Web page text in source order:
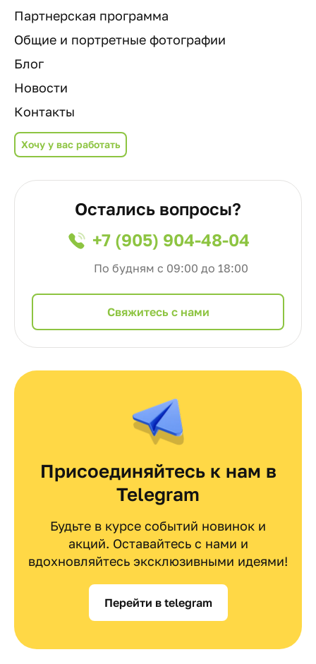
Партнерская программа
Общие и портретные фотографии
Блог
Новости
Контакты
Хочу у вас работать
Остались вопросы?
+7 (905) 904-48-04
По будням с 09:00 до 18:00
Cвяжитесь с нами
Присоединяйтесь к нам в
Telegram
Будьте в курсе событий новинок и
акций. Оставайтесь с нами и
вдохновляйтесь эксклюзивными идеями!
Перейти в telegram